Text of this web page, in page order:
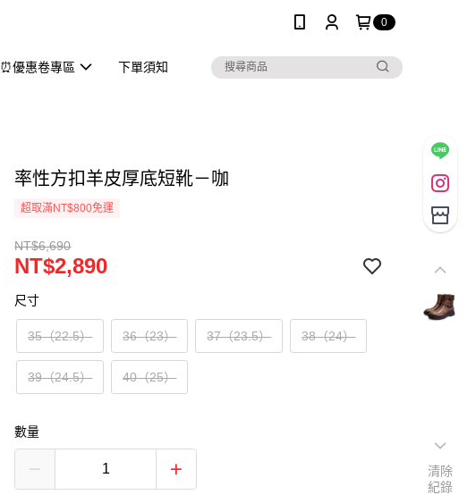
0
⏰優惠卷專區 下單須知
率性方扣羊皮厚底短靴－咖
超取滿NT$800免運
NT$6,690
NT$2,890
尺寸
35（22.5） 36（23） 37（23.5） 38（24）
39（24.5） 40（25）
數量
清除
紀錄